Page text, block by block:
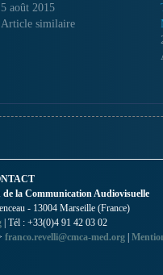
5 août 2015
Article similaire
la Communication Audiovisuelle
- 13004 Marseille (France)
| Tél : +33(0)4 91 42 03 02
franco.revelli@cmca-med.org |